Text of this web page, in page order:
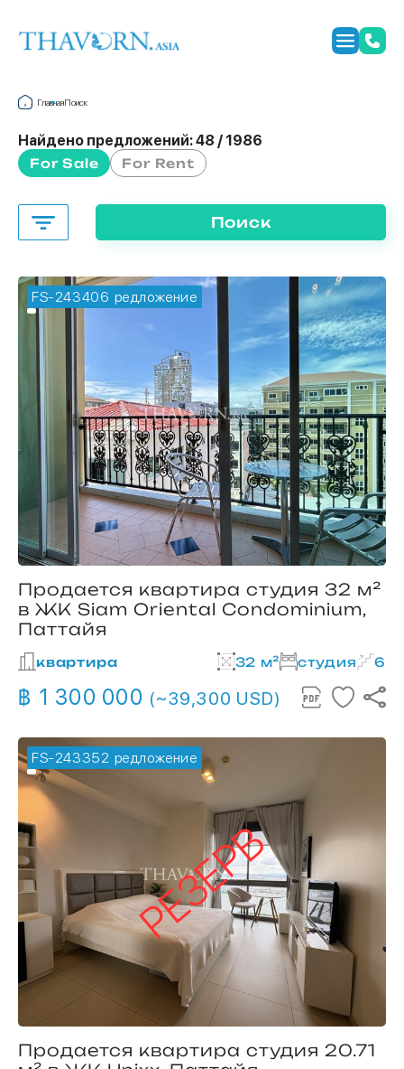
ГлавнаяПоиск
Найдено предложений:48 / 1986
For Sale For Rent
Поиск
FS-243406
🔥 горячее предложение
Продается квартира студия 32 м²
в ЖК Siam Oriental Condominium,
Паттайя
квартира 32 м² студия 6
฿ 1 300 000 (~39,300 USD)
FS-243352
🔥 горячее предложение
РЕЗЕРВ
Продается квартира студия 20.71